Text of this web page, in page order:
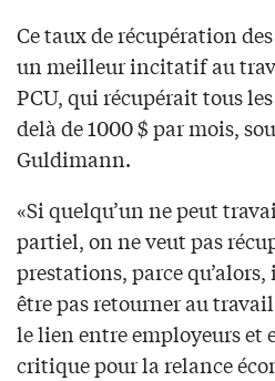
Ce taux de récupération
un meilleur incitatif au
PCU, qui récupérait tous
delà de 1000 $ par mois,
Guldimann.
«Si quelqu’un ne peut
partiel, on ne veut pas
prestations, parce
être pas retourner au
le lien entre employeurs et
critique pour la relance